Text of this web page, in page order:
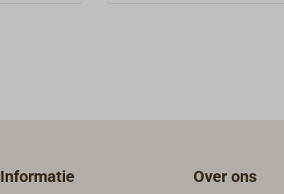
zijn.Afmetingen:Handgreep
Informatie Over ons